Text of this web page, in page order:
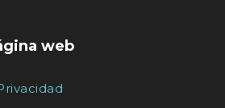
web